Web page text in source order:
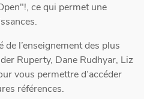
ce qui permet une
l’enseignement des plus
Ruperty, Dane Rudhyar, Liz
vous permettre d’accéder
références.